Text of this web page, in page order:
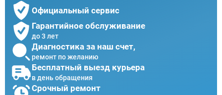
Официальный сервис
Гарантийное обслуживание
до 3 лет
Диагностика за наш счет,
ремонт по желанию
Бесплатный выезд курьера
в день обращения
Срочный ремонт